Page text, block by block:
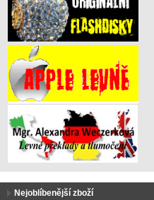
Nejoblíbenější zboží